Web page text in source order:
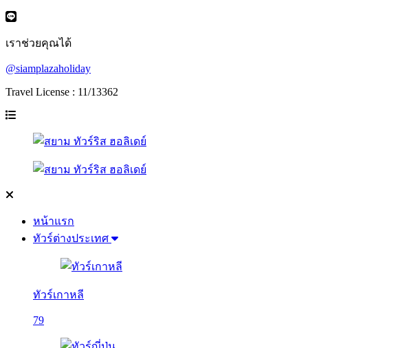
เราช่วยคุณได้
@siamplazaholiday
Travel License : 11/13362
หน้าแรก
ทัวร์ต่างประเทศ
ทัวร์เกาหลี
79